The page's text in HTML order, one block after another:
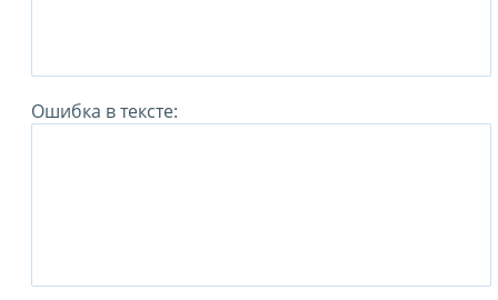
Ошибка в тексте: